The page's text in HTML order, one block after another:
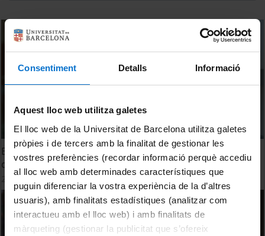
Consentiment Detalls Informació
Aquest lloc web utilitza galetes
El lloc web de la Universitat de Barcelona utilitza galetes
pròpies i de tercers amb la finalitat de gestionar les
vostres preferències (recordar informació perquè accediu
al lloc web amb determinades característiques que
puguin diferenciar la vostra experiència de la d’altres
usuaris), amb finalitats estadístiques (analitzar com
interactueu amb el lloc web) i amb finalitats de
màrqueting (gestionar la publicitat que s’ofereix
Elisabet Viladecans. Ciutats de futur: intel·ligents i
dinàmiques